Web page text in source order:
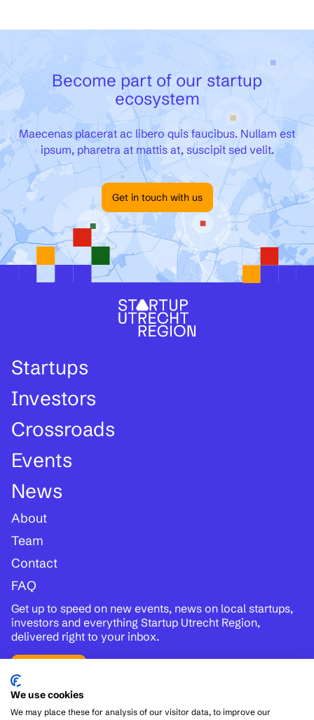
Become part of our startup
ecosystem
Maecenas placerat ac libero quis faucibus. Nullam est
ipsum, pharetra at mattis at, suscipit sed velit.
Get in touch with us
Startups
Investors
Crossroads
Events
News
About
Team
Contact
FAQ
Get up to speed on new events, news on local startups,
investors and everything Startup Utrecht Region,
delivered right to your inbox.
Follow us:
We use cookies
We may place these for analysis of our visitor data, to improve our